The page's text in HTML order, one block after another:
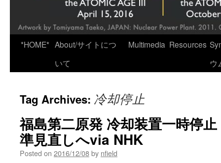
*HOME* About/サイトにつ
いて
Multimedia Resources
ウ
Tag Archives: 冷却停止
福島第二原発 冷却装置一時停
準見直しへvia NHK
Posted on 2016/12/08by nfield